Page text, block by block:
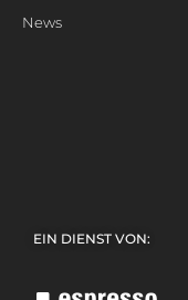
News
EIN DIENST VON: